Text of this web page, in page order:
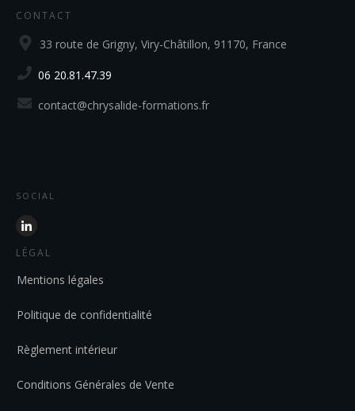
CONTACT
33 route de Grigny, Viry-Châtillon, 91170, France
06 20.81.47.39
contact@chrysalide-formations.fr
SOCIAL
LÉGAL
Mentions légales
Politique de confidentialité
Règlement intérieur
Conditions Générales de Vente